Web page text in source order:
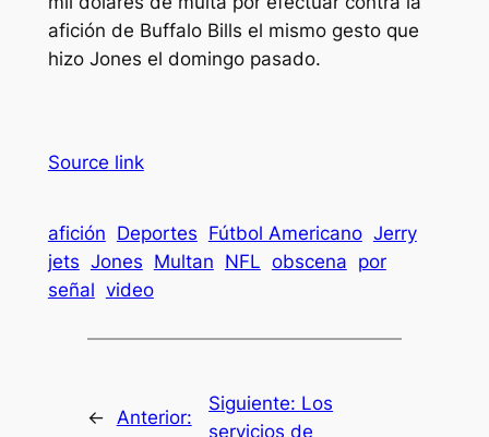
afición de Buffalo Bills el mismo gesto que
hizo Jones el domingo pasado.
Source link
afición Deportes Fútbol Americano Jerry
jets Jones Multan NFL obscena por
señal video
←
Anterior:
Siguiente: Los
servicios de